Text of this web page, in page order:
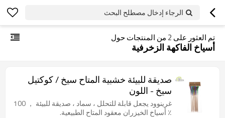
الرجاء إدخال مصطلح البحث
تم العثور على 2 من المنتجات حول
أسياخ الفاكهة الزخرفية
صديقة للبيئة خشبية المتاح سيخ / كوكتيل
سيخ - اللون
غرينوود يجعل قابلة للتحلل ، سماد ، صديقة للبيئة ， 100
٪ أسياخ الخيزران معقود المتاح الطبيعية.